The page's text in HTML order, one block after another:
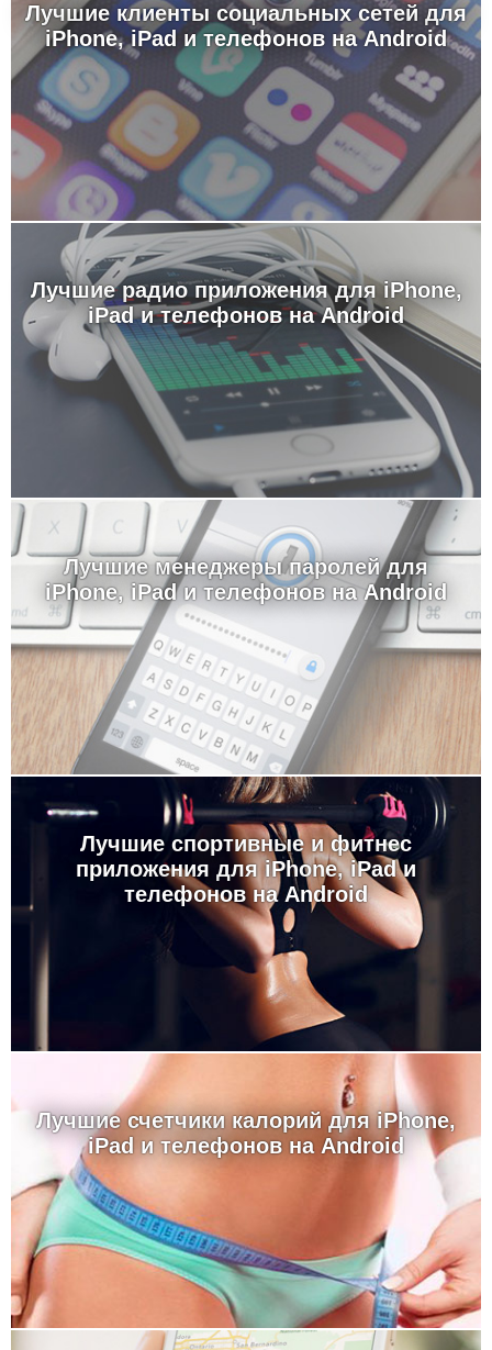
Лучшие клиенты социальных сетей для
iPhone, iPad и телефонов на Android
Лучшие радио приложения для iPhone,
iPad и телефонов на Android
Лучшие менеджеры паролей для
iPhone, iPad и телефонов на Android
Лучшие спортивные и фитнес
приложения для iPhone, iPad и
телефонов на Android
Лучшие счетчики калорий для iPhone,
iPad и телефонов на Android